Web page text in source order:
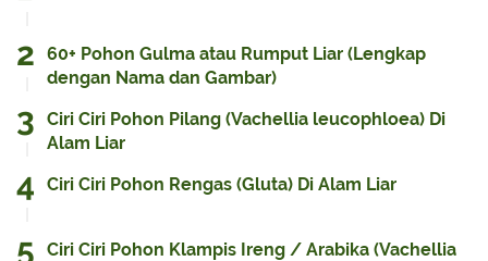
60+ Pohon Gulma atau Rumput Liar (Lengkap
dengan Nama dan Gambar)
Ciri Ciri Pohon Pilang (Vachellia leucophloea) Di
Alam Liar
Ciri Ciri Pohon Rengas (Gluta) Di Alam Liar
Ciri Ciri Pohon Klampis Ireng / Arabika (Vachellia